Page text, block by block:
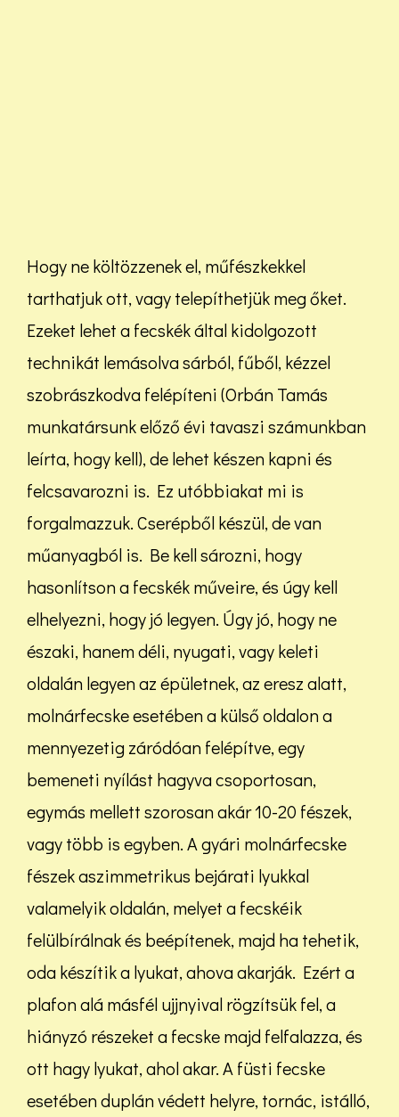
Hogy ne költözzenek el, műfészkekkel
tarthatjuk ott, vagy telepíthetjük meg őket.
Ezeket lehet a fecskék által kidolgozott
technikát lemásolva sárból, fűből, kézzel
szobrászkodva felépíteni (Orbán Tamás
munkatársunk előző évi tavaszi számunkban
leírta, hogy kell), de lehet készen kapni és
felcsavarozni is. Ez utóbbiakat mi is
forgalmazzuk. Cserépből készül, de van
műanyagból is. Be kell sározni, hogy
hasonlítson a fecskék műveire, és úgy kell
elhelyezni, hogy jó legyen. Úgy jó, hogy ne
északi, hanem déli, nyugati, vagy keleti
oldalán legyen az épületnek, az eresz alatt,
molnárfecske esetében a külső oldalon a
mennyezetig záródóan felépítve, egy
bemeneti nyílást hagyva csoportosan,
egymás mellett szorosan akár 10-20 fészek,
vagy több is egyben. A gyári molnárfecske
fészek aszimmetrikus bejárati lyukkal
valamelyik oldalán, melyet a fecskéik
felülbírálnak és beépítenek, majd ha tehetik,
oda készítik a lyukat, ahova akarják. Ezért a
plafon alá másfél ujjnyival rögzítsük fel, a
hiányzó részeket a fecske majd felfalazza, és
ott hagy lyukat, ahol akar. A füsti fecske
esetében duplán védett helyre, tornác, istálló,